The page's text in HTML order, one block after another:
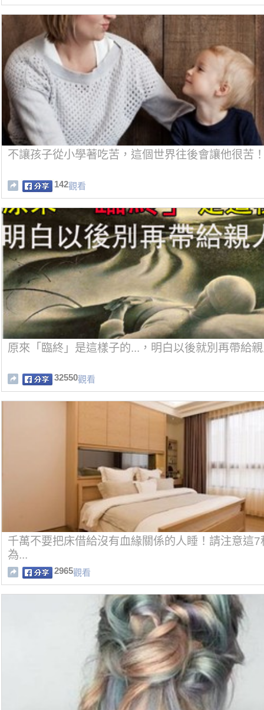
不讓孩子從小學著吃苦，這個世界往後會讓他很苦
142觀看
原來「臨終」是這樣子的...，明白以後就別再帶給
32550觀看
千萬不要把床借給沒有血緣關係的人睡！請注意這
為...
2965觀看